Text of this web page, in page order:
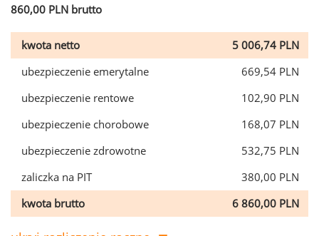
860,00 PLN brutto
kwota netto
5 006,74 PLN
ubezpieczenie emerytalne
669,54 PLN
ubezpieczenie rentowe
102,90 PLN
ubezpieczenie chorobowe
168,07 PLN
ubezpieczenie zdrowotne
532,75 PLN
zaliczka na PIT
380,00 PLN
kwota brutto
6 860,00 PLN